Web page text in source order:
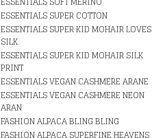
ESSENTIALS SUPER COTTON
ESSENTIALS SUPER KID MOHAIR LOVES
SILK
ESSENTIALS SUPER KID MOHAIR SILK
PRINT
ESSENTIALS VEGAN CASHMERE ARANE
ESSENTIALS VEGAN CASHMERE NEON
ARAN
FASHION ALPACA BLING BLING
FASHION ALPACA SUPERFINE HEAVENS